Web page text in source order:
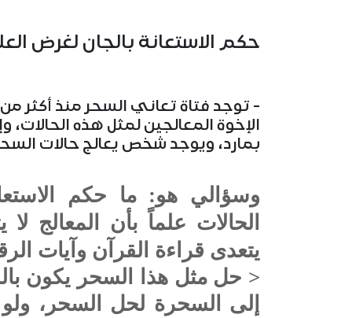
حكم الاستعانة بالجان لغرض
- توجد فتاة تعاني السحر منذ
الإخوة المعالجين لمثل هذه
بمارد، ويوجد شخص يعالج حالات
وسؤالي هو: ما حكم
الحالات علماً بأن المعالج
يتعدى قراءة القرآن وآيات
< حل مثل هذا السحر يكون
إلى السحرة لحل السحر،